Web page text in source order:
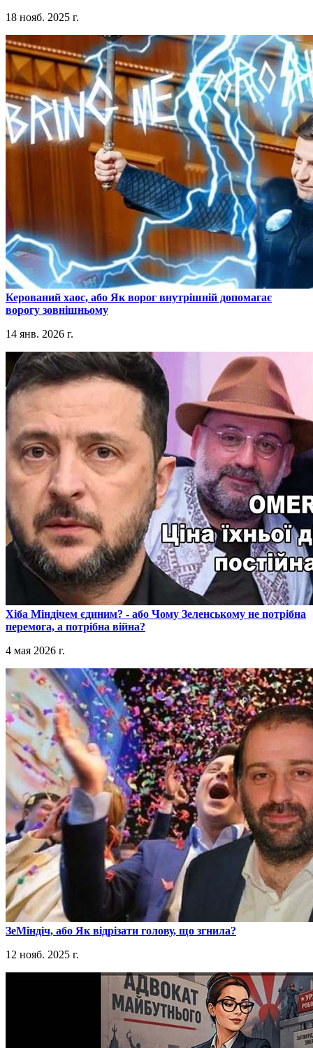
18 нояб. 2025 г.
​Керований хаос, або Як ворог внутрішній допомагає
ворогу зовнішньому
14 янв. 2026 г.
​Хіба Міндічем єдиним? - або Чому Зеленському не потрібна
перемога, а потрібна війна?
4 мая 2026 г.
​ЗеМіндіч, або Як відрізати голову, що згнила?
12 нояб. 2025 г.